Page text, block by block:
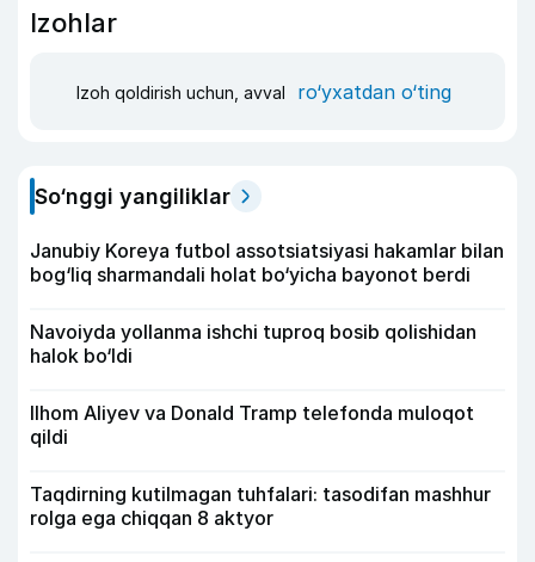
Izohlar
Izoh qoldirish uchun, avval ro‘yxatdan o‘ting
So‘nggi yangiliklar
Janubiy Koreya futbol assotsiatsiyasi hakamlar bilan
bog‘liq sharmandali holat bo‘yicha bayonot berdi
Navoiyda yollanma ishchi tuproq bosib qolishidan
halok bo‘ldi
Ilhom Aliyev va Donald Tramp telefonda muloqot
qildi
Taqdirning kutilmagan tuhfalari: tasodifan mashhur
rolga ega chiqqan 8 aktyor